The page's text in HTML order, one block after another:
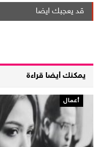
قد يعجبك ايضا
يمكنك أيضا قراءة
أعمال